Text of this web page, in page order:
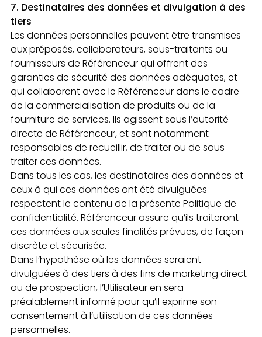
7. Destinataires des données et divulgation à des
tiers
Les données personnelles peuvent être transmises
aux préposés, collaborateurs, sous-traitants ou
fournisseurs de Référenceur qui offrent des
garanties de sécurité des données adéquates, et
qui collaborent avec le Référenceur dans le cadre
de la commercialisation de produits ou de la
fourniture de services. Ils agissent sous l’autorité
directe de Référenceur, et sont notamment
responsables de recueillir, de traiter ou de sous-
traiter ces données.
Dans tous les cas, les destinataires des données et
ceux à qui ces données ont été divulguées
respectent le contenu de la présente Politique de
confidentialité. Référenceur assure qu’ils traiteront
ces données aux seules finalités prévues, de façon
discrète et sécurisée.
Dans l’hypothèse où les données seraient
divulguées à des tiers à des fins de marketing direct
ou de prospection, l’Utilisateur en sera
préalablement informé pour qu’il exprime son
consentement à l’utilisation de ces données
personnelles.